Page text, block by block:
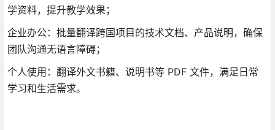
学资料，提升教学效果；
企业办公：批量翻译跨国项目的技术文档、产品说明，确保
团队沟通无语言障碍；
个人使用：翻译外文书籍、说明书等 PDF 文件，满足日常
学习和生活需求。